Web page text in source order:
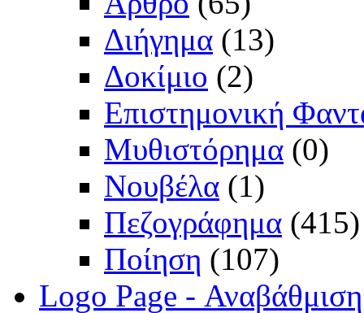
Διήγημα (13)
Δοκίμιο (2)
Επιστημονική
Μυθιστόρημα (0)
Νουβέλα (1)
Πεζογράφημα (415)
Ποίηση (107)
Logo Page -